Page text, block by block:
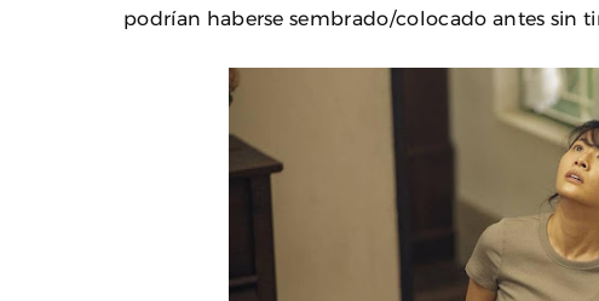
podrían haberse sembrado/colocado antes sin